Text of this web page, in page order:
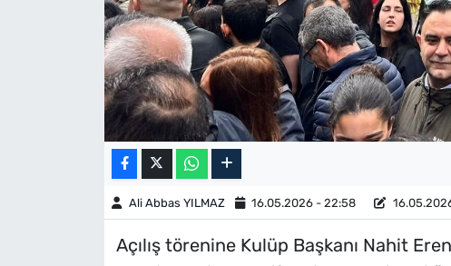
Ali Abbas YILMAZ 16.05.2026 - 22:58
Açılış törenine Kulüp Başkanı Nahit